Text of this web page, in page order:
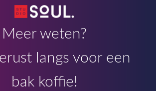
Meer weten?
langs voor een
bak koffie!